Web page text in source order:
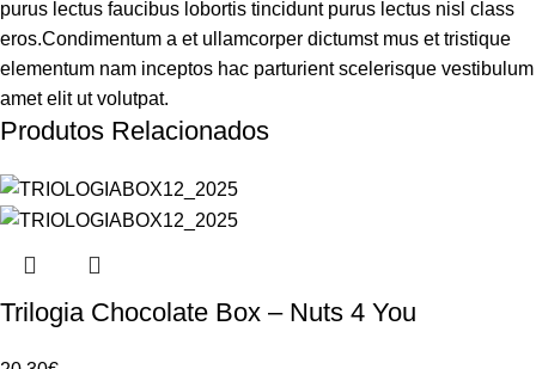
purus lectus faucibus lobortis tincidunt purus lectus nisl class
eros.Condimentum a et ullamcorper dictumst mus et tristique
elementum nam inceptos hac parturient scelerisque vestibulum
amet elit ut volutpat.
Produtos Relacionados
Trilogia Chocolate Box – Nuts 4 You